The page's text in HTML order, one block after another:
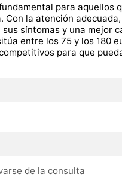
para aquellos
la atención
síntomas y una mejor
entre los 75 y los 180
para que
de la consulta